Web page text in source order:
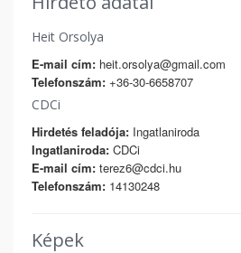
Heit Orsolya
E-mail cím: heit.orsolya@gmail.com
Telefonszám: +36-30-6658707
CDCi
Hirdetés feladója: Ingatlaniroda
Ingatlaniroda: CDCi
E-mail cím: terez6@cdci.hu
Telefonszám: 14130248
Képek